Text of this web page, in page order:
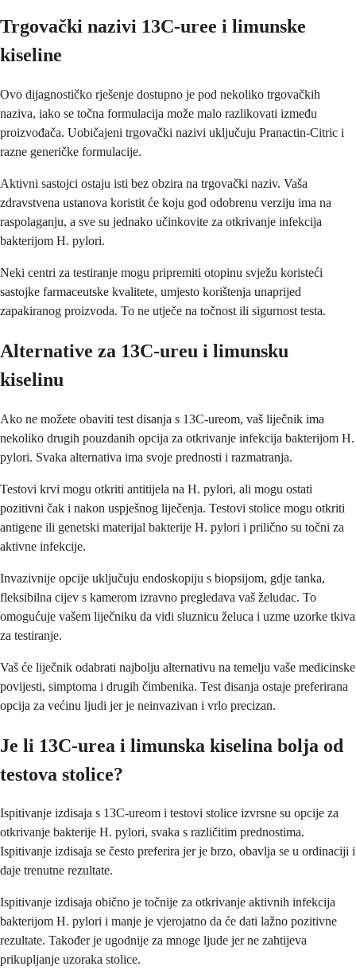
Trgovački nazivi 13C-uree i limunske
kiseline
Ovo dijagnostičko rješenje dostupno je pod nekoliko trgovačkih
naziva, iako se točna formulacija može malo razlikovati između
proizvođača. Uobičajeni trgovački nazivi uključuju Pranactin-Citric i
razne generičke formulacije.
Aktivni sastojci ostaju isti bez obzira na trgovački naziv. Vaša
zdravstvena ustanova koristit će koju god odobrenu verziju ima na
raspolaganju, a sve su jednako učinkovite za otkrivanje infekcija
bakterijom H. pylori.
Neki centri za testiranje mogu pripremiti otopinu svježu koristeći
sastojke farmaceutske kvalitete, umjesto korištenja unaprijed
zapakiranog proizvoda. To ne utječe na točnost ili sigurnost testa.
Alternative za 13C-ureu i limunsku
kiselinu
Ako ne možete obaviti test disanja s 13C-ureom, vaš liječnik ima
nekoliko drugih pouzdanih opcija za otkrivanje infekcija bakterijom H.
pylori. Svaka alternativa ima svoje prednosti i razmatranja.
Testovi krvi mogu otkriti antitijela na H. pylori, ali mogu ostati
pozitivni čak i nakon uspješnog liječenja. Testovi stolice mogu otkriti
antigene ili genetski materijal bakterije H. pylori i prilično su točni za
aktivne infekcije.
Invazivnije opcije uključuju endoskopiju s biopsijom, gdje tanka,
fleksibilna cijev s kamerom izravno pregledava vaš želudac. To
omogućuje vašem liječniku da vidi sluznicu želuca i uzme uzorke tkiva
za testiranje.
Vaš će liječnik odabrati najbolju alternativu na temelju vaše medicinske
povijesti, simptoma i drugih čimbenika. Test disanja ostaje preferirana
opcija za većinu ljudi jer je neinvazivan i vrlo precizan.
Je li 13C-urea i limunska kiselina bolja od
testova stolice?
Ispitivanje izdisaja s 13C-ureom i testovi stolice izvrsne su opcije za
otkrivanje bakterije H. pylori, svaka s različitim prednostima.
Ispitivanje izdisaja se često preferira jer je brzo, obavlja se u ordinaciji i
daje trenutne rezultate.
Ispitivanje izdisaja obično je točnije za otkrivanje aktivnih infekcija
bakterijom H. pylori i manje je vjerojatno da će dati lažno pozitivne
rezultate. Također je ugodnije za mnoge ljude jer ne zahtijeva
prikupljanje uzoraka stolice.